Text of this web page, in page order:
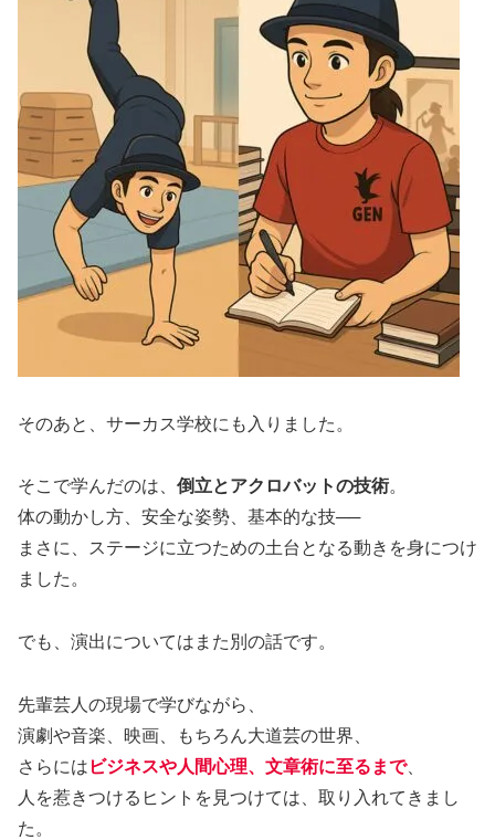
そのあと、サーカス学校にも入りました。
そこで学んだのは、 倒立とアクロバットの技術。
体の動かし方、安全な姿勢、基本的な技──
まさに、ステージに立つための土台となる動きを身につけ
ました。
でも、演出についてはまた別の話です。
先輩芸人の現場で学びながら、
演劇や音楽、映画、もちろん大道芸の世界、
さらには ビジネスや人間心理、文章術に至るまで、
人を惹きつけるヒントを見つけては、取り入れてきまし
た。